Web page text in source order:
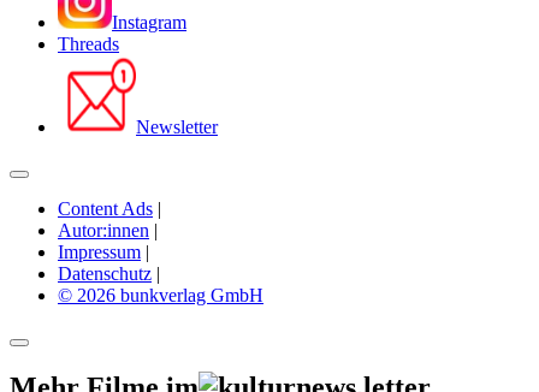
Instagram
Threads
Newsletter
Content Ads |
Autor:innen |
Impressum |
Datenschutz |
© 2026 bunkverlag GmbH